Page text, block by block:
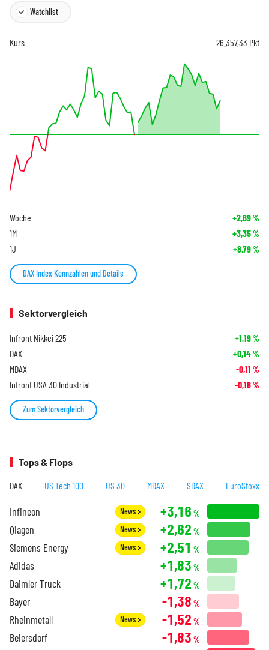
Watchlist
Kurs 26.357,33 Pkt
Woche +2,69%
1M +3,35%
1J +8,79%
DAX Index Kennzahlen und Details
Sektorvergleich
Infront Nikkei 225 +1,19%
DAX +0,14%
MDAX -0,11 %
Infront USA 30 Industrial -0,18%
Zum Sektorvergleich
Tops & Flops
DAX US Tech 100 US 30 MDAX SDAX EuroStoxx
Infineon News +3,16 %
Qiagen News +2,62 %
Siemens Energy News +2,51 %
Adidas +1,83 %
Daimler Truck +1,72 %
Bayer -1,38 %
Rheinmetall News -1,52 %
Beiersdorf -1,83 %